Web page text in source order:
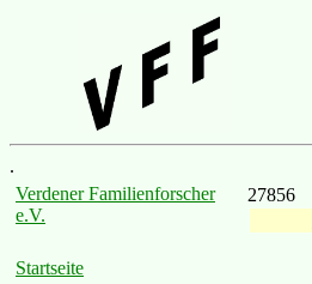
.
Verdener Familienforscher
e.V.
Startseite
27856